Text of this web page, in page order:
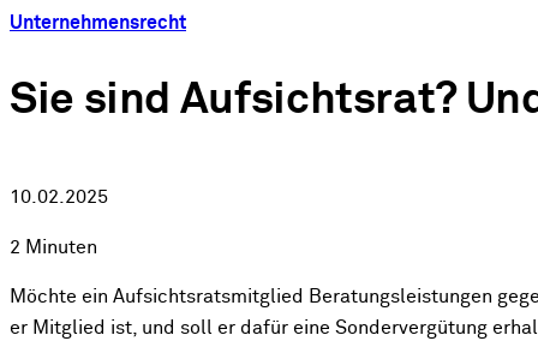
Unternehmensrecht
Sie sind Aufsichtsrat?
10.02.2025
2 Minuten
Möchte ein Aufsichtsratsmitglied Beratungsleistungen
er Mitglied ist, und soll er dafür eine Sondervergütung